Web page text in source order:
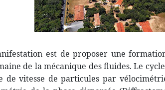
est de proposer une
de la mécanique des fluides. Le
de vitesse de particules par